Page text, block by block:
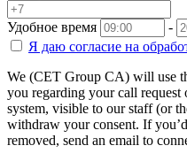
Удобное время
-
Я даю согласие на
We (CET Group CA) will use
you regarding your call
system, visible to our staff (or
withdraw your consent. If
removed, send an email to